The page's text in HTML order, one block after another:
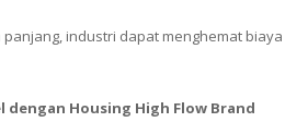
industri dapat menghemat biaya
dengan Housing High Flow Brand